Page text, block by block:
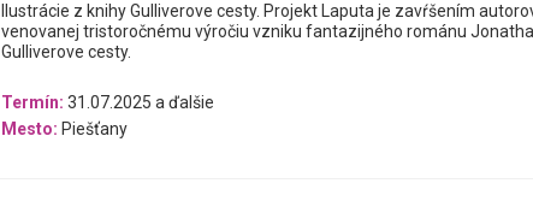
Ilustrácie z knihy Gulliverove cesty. Projekt Laputa je zavŕšením
venovanej tristoročnému výročiu vzniku fantazijného románu
Gulliverove cesty.
Termín: 31.07.2025 a ďalšie
Mesto: Piešťany